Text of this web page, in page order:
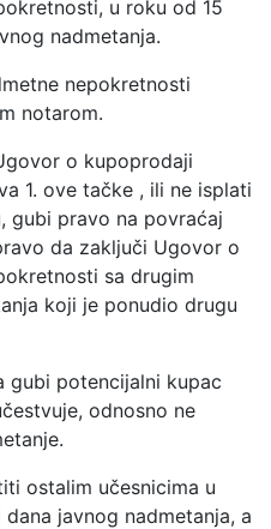
u roku od 15
nadmetanja.
nepokretnosti
notarom.
o kupoprodaji
1. ove tačke , ili ne isplati
gubi pravo na povraćaj
da zaključi Ugovor o
sa drugim
koji je ponudio drugu
gubi potencijalni kupac
odnosno ne
ostalim učesnicima u
javnog nadmetanja, a